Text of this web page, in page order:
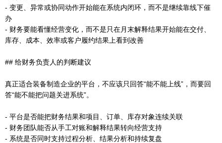
- 变更、异常或协同动作开始能在系统内闭环，而不是继续靠线下催
办
- 财务要能看懂经营变化，而不是只在月末解释结果开始能在交付、
库存、成本、效率或客户履约结果上看到改善
## 给财务负责人的判断建议
真正适合装备制造企业的平台，不应该只回答“能不能上线”，而要回
答“能不能把问题关进系统”。
- 平台是否能把财务结果和项目、订单、库存对象连续关联
- 财务团队能否从手工对账和解释结果转向经营支持
- 系统是否同时支持过程分析、结果分析和持续复盘